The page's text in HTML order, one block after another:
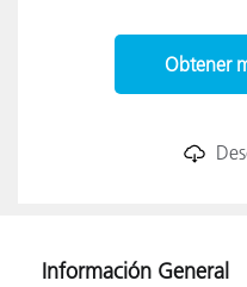
Obtener
Información General